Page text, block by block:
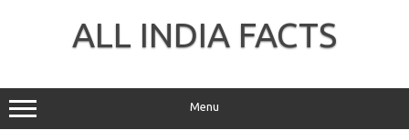
ALL INDIA FACTS
Menu